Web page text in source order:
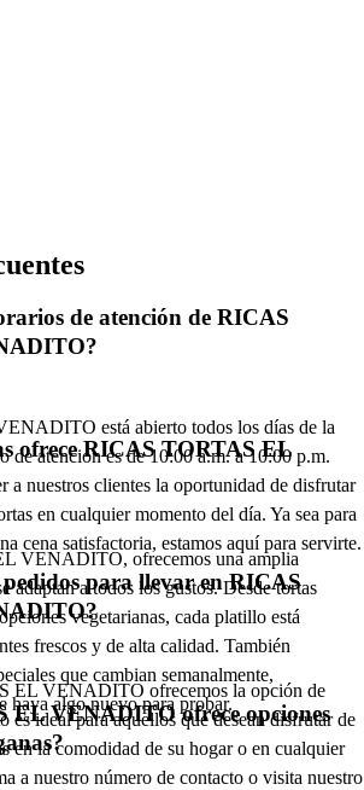
tes
de atención de RICAS
está abierto todos los días de la
de atención es de 10:00 a.m. a 10:00 p.m.
a nuestros clientes la oportunidad de disfrutar
en cualquier momento del día. Ya sea para
cena satisfactoria, estamos aquí para servirte.
ofrece RICAS TORTAS EL
VENADITO, ofrecemos una amplia
adaptan a todos los gustos. Desde tortas
vegetarianas, cada platillo está
frescos y de alta calidad. También
que cambian semanalmente,
haya algo nuevo para probar.
pedidos para llevar en RICAS
EL VENADITO ofrecemos la opción de
es ideal para aquellos que desean disfrutar de
en la comodidad de su hogar o en cualquier
a nuestro número de contacto o visita nuestro
EL VENADITO ofrece opciones